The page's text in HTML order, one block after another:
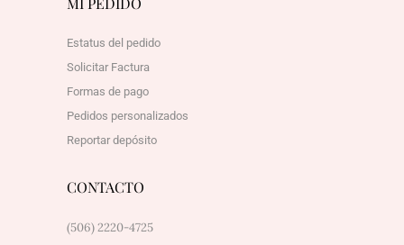
Estatus del pedido
Solicitar Factura
Formas de pago
Pedidos personalizados
Reportar depósito
CONTACTO
(506) 2220-4725